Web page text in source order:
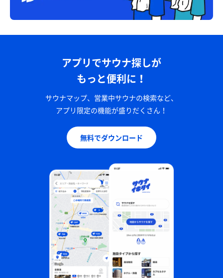
アプリでサウナ探しが
もっと便利に！
サウナマップ、営業中サウナの検索など、
アプリ限定の機能が盛りだくさん！
無料でダウンロード